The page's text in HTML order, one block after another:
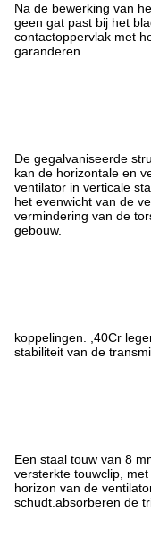
Na de bewerking van
geen gat past bij het
contactoppervlak met
garanderen.
De gegalvaniseerde
kan de horizontale en
ventilator in verticale
het evenwicht van de
vermindering van de
gebouw.
koppelingen. ,40Cr
stabiliteit van de
Een staal touw van 8
versterkte touwclip,
horizon van de
schudt.absorberen de